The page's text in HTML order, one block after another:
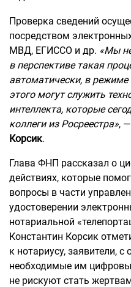
Проверка сведений
посредством
МВД, ЕГИССО и др. «Мы
в перспективе такая
автоматически, в
этого могут служить
интеллекта, которые
коллеги из Росреестра»,
Корсик.
Глава ФНП рассказал о
действиях, которые
вопросы в части
удостоверении
нотариальной
Константин Корсик
к нотариусу, заявители,
необходимые им
не рискуют стать